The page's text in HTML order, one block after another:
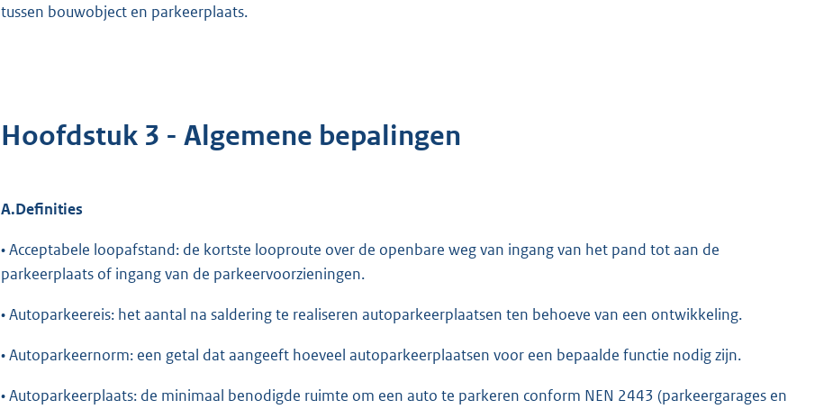
tussen bouwobject en parkeerplaats.
Hoofdstuk 3 - Algemene bepalingen
A.Definities
• Acceptabele loopafstand: de kortste looproute over de openbare weg van ingang van het pand tot aan de
parkeerplaats of ingang van de parkeervoorzieningen.
• Autoparkeereis: het aantal na saldering te realiseren autoparkeerplaatsen ten behoeve van een ontwikkeling.
• Autoparkeernorm: een getal dat aangeeft hoeveel autoparkeerplaatsen voor een bepaalde functie nodig zijn.
• Autoparkeerplaats: de minimaal benodigde ruimte om een auto te parkeren conform NEN 2443 (parkeergarages en